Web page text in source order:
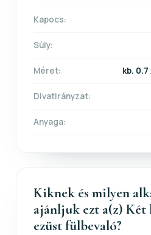
Kapocs:
Súly:
Méret: kb.
Divatirányzat:
Anyaga:
Kiknek és milyen
ajánljuk ezt a(z) Két
ezüst fülbevaló?